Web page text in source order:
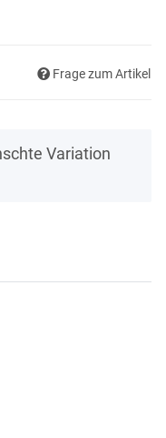
Frage zum Artikel
Variation